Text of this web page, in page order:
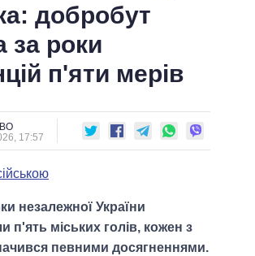
ЕКОНОМІКА
СУСПІЛЬСТВО
ПОЛIТИКИ
І ОФІС
РАДА
ІНФОГРАФІКА
ПІДТРИМАТИ
ПОРІВНЯННЯ ПОЛІТИКІВ
добробут
за роки
п'яти мерів
17:57
незалежної України
п'ять міських голів, кожен з
певними досягненнями.